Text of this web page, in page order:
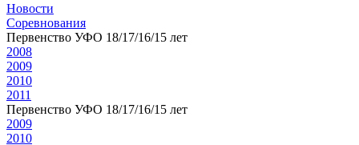
Новости
Соревнования
Первенство УФО 18/17/16/15 лет
2008
2009
2010
2011
Первенство УФО 18/17/16/15 лет
2009
2010